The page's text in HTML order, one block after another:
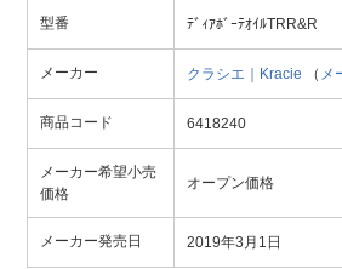
型番 ﾃﾞｨｱﾎﾞｰﾃｵｲﾙTRR&R
メーカー クラシエ｜Kracie （ メ
商品コード 6418240
メーカー希望小売
価格
オープン価格
メーカー発売日 2019年3月1日